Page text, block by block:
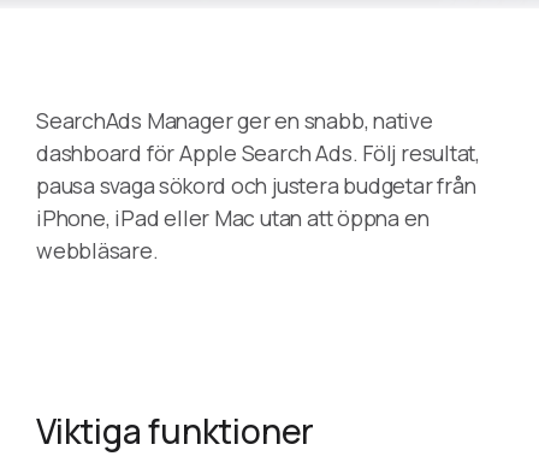
SearchAds Manager ger en snabb, native
dashboard för Apple Search Ads. Följ resultat,
pausa svaga sökord och justera budgetar från
iPhone, iPad eller Mac utan att öppna en
webbläsare.
Viktiga funktioner